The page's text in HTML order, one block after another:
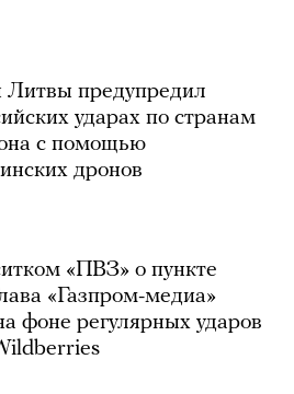
предупредил
ударах по странам
с помощью
дронов
«ПВЗ» о пункте
«Газпром-медиа»
фоне регулярных ударов